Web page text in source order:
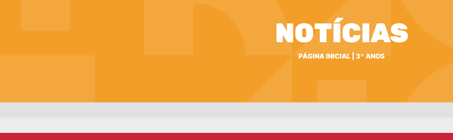
NOTÍCIAS
PÁGINA INICIAL 3º ANOS